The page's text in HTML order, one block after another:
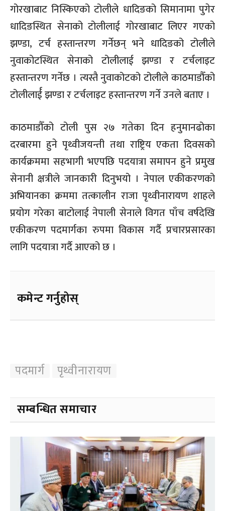
गोरखाबाट निस्किएको टोलीले धादिङको सिमानामा पुगेर
धादिङस्थित सेनाको टोलीलाई गोरखाबाट लिएर गएको
झण्डा, टर्च हस्तान्तरण गर्नेछन् भने धादिङको टोलीले
नुवाकोटस्थित सेनाको टोलीलाई झण्डा र टर्चलाइट
हस्तान्तरण गर्नेछ । त्यस्तै नुवाकोटको टोलीले काठमाडौँको
टोलीलार्ई झण्डा र टर्चलाइट हस्तान्तरण गर्ने उनले बताए ।
काठमाडौँको टोली पुस २७ गतेका दिन हनुमानढोका
दरबारमा हुने पृथ्वीजयन्ती तथा राष्ट्रिय एकता दिवसको
कार्यक्रममा सहभागी भएपछि पदयात्रा समापन हुने प्रमुख
सेनानी क्षत्रीले जानकारी दिनुभयो । नेपाल एकीकरणको
अभियानका क्रममा तत्कालीन राजा पृथ्वीनारायण शाहले
प्रयोग गरेका बाटोलाई नेपाली सेनाले विगत पाँच वर्षदेखि
एकीकरण पदमार्गका रुपमा विकास गर्दै प्रचारप्रसारका
लागि पदयात्रा गर्दै आएको छ ।
कमेन्ट गर्नुहोस्
पदमार्ग पृथ्वीनारायण
सम्बन्धित समाचार